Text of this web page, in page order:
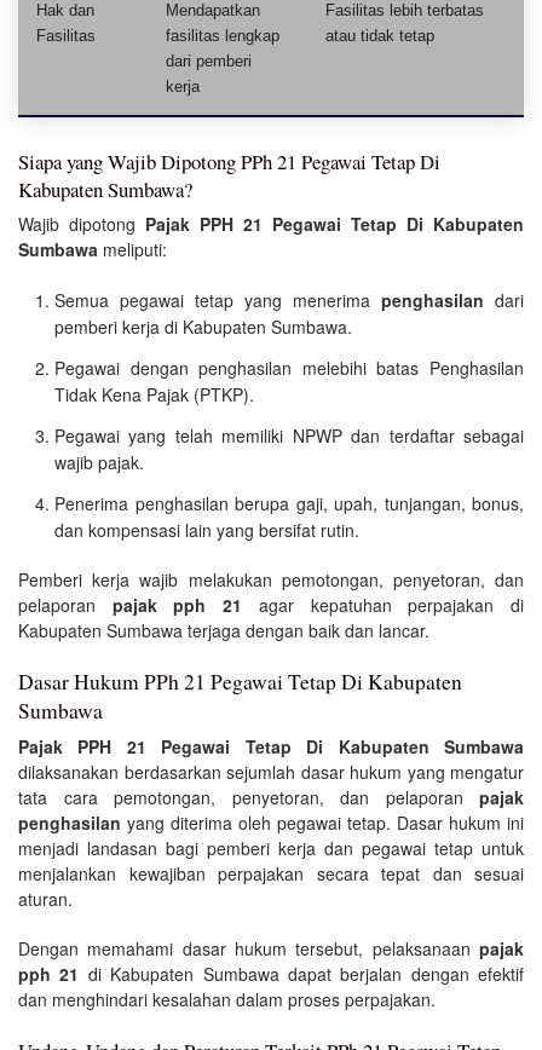
Hak dan
Fasilitas
Mendapatkan
fasilitas lengkap
dari pemberi
kerja
Fasilitas lebih terbatas
atau tidak tetap
Siapa yang Wajib Dipotong PPh 21 Pegawai Tetap Di
Kabupaten Sumbawa?
Wajib dipotong Pajak PPH 21 Pegawai Tetap Di Kabupaten
Sumbawa meliputi:
Semua pegawai tetap yang menerima penghasilan dari
pemberi kerja di Kabupaten Sumbawa.
Pegawai dengan penghasilan melebihi batas Penghasilan
Tidak Kena Pajak (PTKP).
Pegawai yang telah memiliki NPWP dan terdaftar sebagai
wajib pajak.
Penerima penghasilan berupa gaji, upah, tunjangan, bonus,
dan kompensasi lain yang bersifat rutin.
Pemberi kerja wajib melakukan pemotongan, penyetoran, dan
pelaporan pajak pph 21
agar kepatuhan perpajakan di
Kabupaten Sumbawa terjaga dengan baik dan lancar.
Dasar Hukum PPh 21 Pegawai Tetap Di Kabupaten
Sumbawa
Pajak PPH 21 Pegawai Tetap Di Kabupaten Sumbawa
dilaksanakan berdasarkan sejumlah dasar hukum yang mengatur
tata cara pemotongan, penyetoran, dan pelaporan pajak
penghasilan yang diterima oleh pegawai tetap. Dasar hukum ini
menjadi landasan bagi pemberi kerja dan pegawai tetap untuk
menjalankan kewajiban perpajakan secara tepat dan sesuai
aturan.
Dengan memahami dasar hukum tersebut, pelaksanaan pajak
pph 21 di Kabupaten Sumbawa dapat berjalan dengan efektif
dan menghindari kesalahan dalam proses perpajakan.